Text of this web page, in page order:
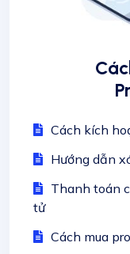
Cách kích
Hướng dẫn
Thanh toán
tử
Cách mua